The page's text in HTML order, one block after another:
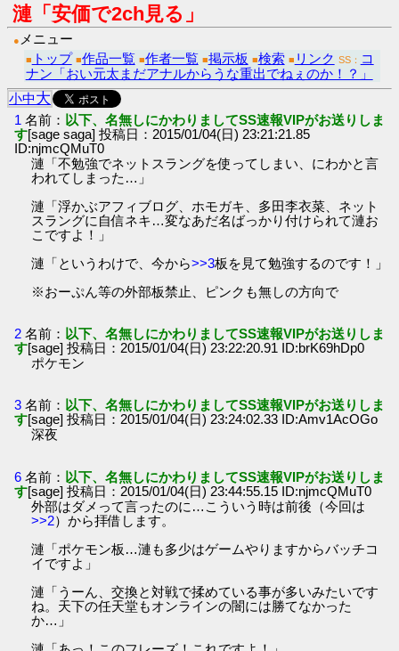
漣「安価で2ch見る」
● メニュー
■ トップ ■作品一覧 ■作者一覧 ■掲示板 ■検索 ■ リンク SS： コ
ナン「おい元太まだアナルからうな重出でねぇのか！？」
小中大
1 名前： 以下、名無しにかわりましてSS速報VIPがお送りしま
す[sage saga] 投稿日：2015/01/04(日) 23:21:21.85
ID:njmcQMuT0
漣「不勉強でネットスラングを使ってしまい、にわかと言
われてしまった…」
漣「浮かぶアフィブログ、ホモガキ、多田李衣菜、ネット
スラングに自信ネキ…変なあだ名ばっかり付けられて漣お
こですよ！」
漣「というわけで、今から>>3板を見て勉強するのです！」
※おーぷん等の外部板禁止、ピンクも無しの方向で
2 名前： 以下、名無しにかわりましてSS速報VIPがお送りしま
す[sage] 投稿日：2015/01/04(日) 23:22:20.91 ID:brK69hDp0
ポケモン
3 名前： 以下、名無しにかわりましてSS速報VIPがお送りしま
す[sage] 投稿日：2015/01/04(日) 23:24:02.33 ID:Amv1AcOGo
深夜
6 名前： 以下、名無しにかわりましてSS速報VIPがお送りしま
す[sage] 投稿日：2015/01/04(日) 23:44:55.15 ID:njmcQMuT0
外部はダメって言ったのに…こういう時は前後（今回は
>>2）から拝借します。
漣「ポケモン板…漣も多少はゲームやりますからバッチコ
イですよ」
漣「うーん、交換と対戦で揉めている事が多いみたいです
ね。天下の任天堂もオンラインの闇には勝てなかった
か…」